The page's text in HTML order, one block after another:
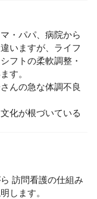
・パパ、病院から
いますが、ライフ
フトの柔軟調整・
す。
んの急な体調不良
化が根づいている
訪問看護の仕組み
します。